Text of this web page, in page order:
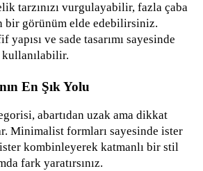
tarzınızı vurgulayabilir, fazla çaba
bir görünüm elde edebilirsiniz.
yapısı ve sade tasarımı sayesinde
kullanılabilir.
En Şık Yolu
abartıdan uzak ama dikkat
Minimalist formları sayesinde ister
kombinleyerek katmanlı bir stil
fark yaratırsınız.